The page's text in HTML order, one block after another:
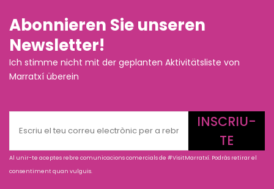
Abonnieren Sie unseren
Newsletter!
Ich stimme nicht mit der geplanten Aktivitätsliste von
Marratxí überein
INSCRIU-
TE
Al unir-te aceptes rebre comunicacions comercials de #VisitMarratxí. Podràs retirar el
consentiment quan vulguis.